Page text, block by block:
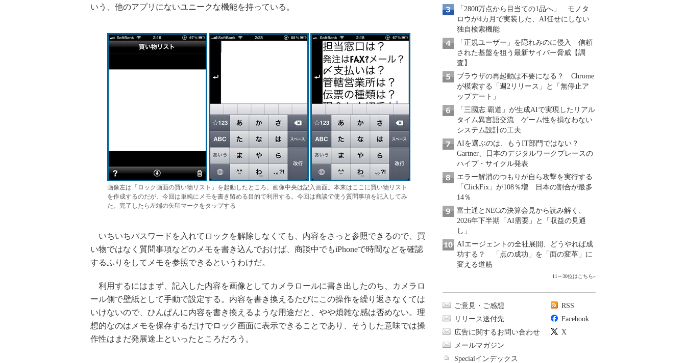
いう、他のアプリにないユニークな機能を持っている。
画像左は「ロック画面の買い物リスト」を起動したところ。画像中央は記入画面。本来はここに買い物リスト
を作成するのだが、今回は単純にメモを書き留める目的で利用する。今回は商談で使う質問事項を記入してみ
た。完了したら左端の矢印マークをタップする
いちいちパスワードを入れてロックを解除しなくても、内容をさっと参照できるので、買
い物ではなく質問事項などのメモを書き込んでおけば、商談中でもiPhoneで時間などを確認
するふりをしてメモを参照できるというわけだ。
利用するにはまず、記入した内容を画像としてカメラロールに書き出したのち、カメラロ
ール側で壁紙として手動で設定する。内容を書き換えるたびにこの操作を繰り返さなくては
いけないので、ひんぱんに内容を書き換えるような用途だと、やや煩雑な感は否めない。理
想的なのはメモを保存するだけでロック画面に表示できることであり、そうした意味では操
作性はまだ発展途上といったところだろう。
「2800万点から目当ての1品へ」 モノタ
ロウが4カ月で実装した、AI任せにしない
独自検索機能
「正規ユーザー」を隠れみのに侵入 信頼
された基盤を狙う最新サイバー脅威【調
査】
ブラウザの再起動は不要になる？ Chrome
が模索する「週2リリース」と「無停止ア
ップデート」
「三國志 覇道」が生成AIで実現したリアル
タイム異言語交流 ゲーム性を損なわない
システム設計の工夫
AIを選ぶのは、もうIT部門ではない？
Gartner、日本のデジタルワークプレースの
ハイプ・サイクル発表
エラー解消のつもりが自ら攻撃を実行する
「ClickFix」が108％増 日本の割合が最多
14％
富士通とNECの決算会見から読み解く、
2026年下半期「AI需要」と「収益の見通
し」
AIエージェントの全社展開、どうやれば成
功する？ 「点の成功」を「面の変革」に
変える道筋
11～30位はこちら»
ご意見・ご感想
リリース送付先
広告に関するお問い合わせ
メールマガジン
Specialインデックス
RSS
Facebook
X